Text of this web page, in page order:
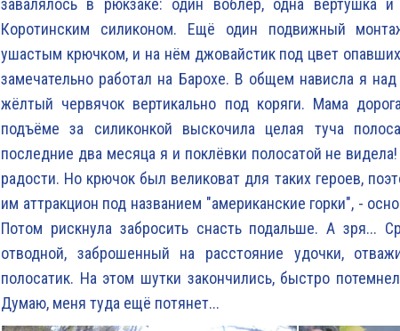
завалялось в рюкзаке: один воблер, одна вертушка
Коротинским силиконом. Ещё один подвижный
ушастым крючком, и на нём джовайстик под цвет
замечательно работал на Барохе. В общем нависла я
жёлтый червячок вертикально под коряги. Мама
подъёме за силиконкой выскочила целая туча
последние два месяца я и поклёвки полосатой не
радости. Но крючок был великоват для таких героев,
им аттракцион под названием "американские горки", -
Потом рискнула забросить снасть подальше. А зря...
отводной, заброшенный на расстояние удочки,
полосатик. На этом шутки закончились, быстро
Думаю, меня туда ещё потянет...